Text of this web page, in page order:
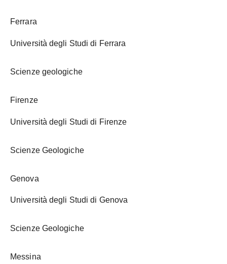
Ferrara
Università degli Studi di Ferrara
Scienze geologiche
Firenze
Università degli Studi di Firenze
Scienze Geologiche
Genova
Università degli Studi di Genova
Scienze Geologiche
Messina